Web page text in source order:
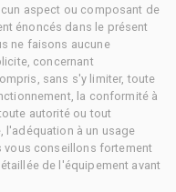
aspect ou composant de
énoncés dans le présent
ne faisons aucune
concernant
sans s'y limiter, toute
la conformité à
autorité ou tout
l'adéquation à un usage
vous conseillons fortement
de l'équipement avant